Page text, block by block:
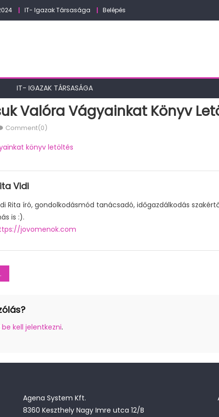
IT- Igazak Társasága Belépés
IT- IGAZAK TÁRSASÁGA
Valóra Vágyainkat Könyv
Comment(0)
könyv letöltés
Vidi
Rita író, gondolkodásmód tanácsadó, időgazdálkodás
is :).
jovomenok.com
be kell jelentkezni.
Agena System Kft.
8360 Keszthely Nagy Imre utca 12/B